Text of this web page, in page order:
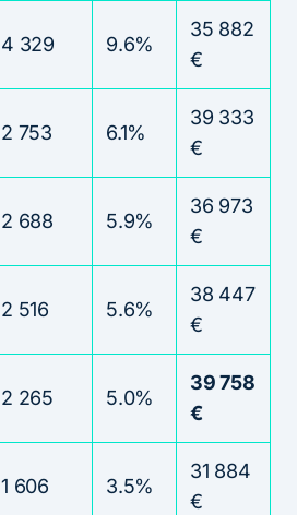
4 329 9.6%
35 882
€
2 753 6.1%
39 333
€
2 688 5.9%
36 973
€
2 516 5.6%
38 447
€
2 265 5.0%
39 758
€
1 606 3.5%
31 884
€